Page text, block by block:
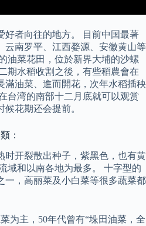
好者向往的地方。 目前中国最著
云南罗平、江西婺源、安徽黄山等
油菜花田，位於新界大埔的沙螺
期水稻收割之後，有些稻農會在
滿油菜、進而開花，次年水稻插秧
台湾的南部十二月底就可以观赏
花期还会提前。
：
时开裂散出种子，紫黑色，也有黄
域和以南各地为最多。 十字型的
一，高丽菜及小白菜等很多蔬菜都
为主，50年代曾有“垛田油菜，全